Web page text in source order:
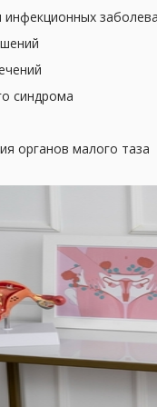
инфекционных
синдрома
органов малого таза